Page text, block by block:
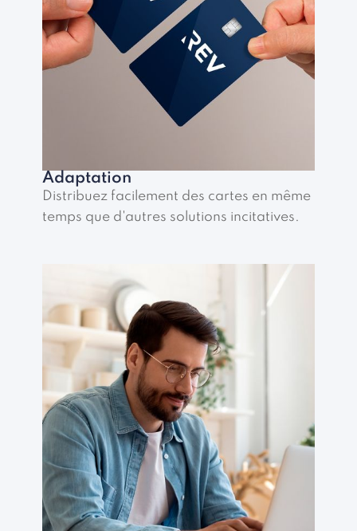
Adaptation
Distribuez facilement des cartes en même
temps que d'autres solutions incitatives.